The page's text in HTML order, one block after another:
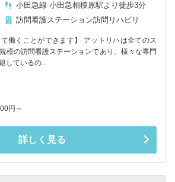
小田急線 小田急相模原駅より徒歩3分
訪問看護ステーション訪問リハビリ
て働くことができます】 アットリハは全てのス
模の訪問看護ステーションであり、様々な専門
しているの...
円～
詳しく見る